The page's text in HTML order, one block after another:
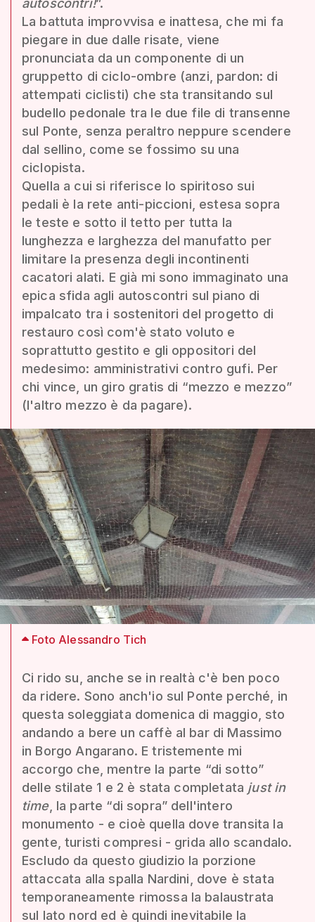
autoscontri!”.
La battuta improvvisa e inattesa, che mi fa
piegare in due dalle risate, viene
pronunciata da un componente di un
gruppetto di ciclo-ombre (anzi, pardon: di
attempati ciclisti) che sta transitando sul
budello pedonale tra le due file di transenne
sul Ponte, senza peraltro neppure scendere
dal sellino, come se fossimo su una
ciclopista.
Quella a cui si riferisce lo spiritoso sui
pedali è la rete anti-piccioni, estesa sopra
le teste e sotto il tetto per tutta la
lunghezza e larghezza del manufatto per
limitare la presenza degli incontinenti
cacatori alati. E già mi sono immaginato una
epica sfida agli autoscontri sul piano di
impalcato tra i sostenitori del progetto di
restauro così com'è stato voluto e
soprattutto gestito e gli oppositori del
medesimo: amministrativi contro gufi. Per
chi vince, un giro gratis di “mezzo e mezzo”
(l'altro mezzo è da pagare).
Foto Alessandro Tich
Ci rido su, anche se in realtà c'è ben poco
da ridere. Sono anch'io sul Ponte perché, in
questa soleggiata domenica di maggio, sto
andando a bere un caffè al bar di Massimo
in Borgo Angarano. E tristemente mi
accorgo che, mentre la parte “di sotto”
delle stilate 1 e 2 è stata completata just in
time, la parte “di sopra” dell'intero
monumento - e cioè quella dove transita la
gente, turisti compresi - grida allo scandalo.
Escludo da questo giudizio la porzione
attaccata alla spalla Nardini, dove è stata
temporaneamente rimossa la balaustrata
sul lato nord ed è quindi inevitabile la